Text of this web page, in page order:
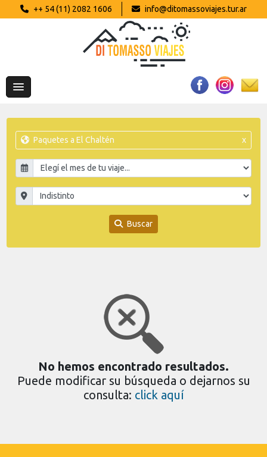
++ 54 (11) 2082 1606 info@ditomassoviajes.tur.ar
Paquetes a El Chaltén x
Buscar
No hemos encontrado resultados.
Puede modificar su búsqueda o dejarnos su
consulta: click aquí